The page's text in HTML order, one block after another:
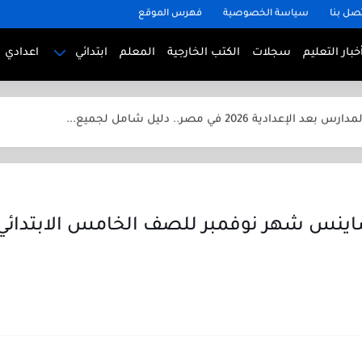
بنا سياسة الخصوصية فهرس الموقع
أخبار التعليم سجلات الكتب الخارجية المعلم ابتدائي اعدادي 2026.. الدليل الكامل للطالب من أول...
في الصين للطلاب الدوليين
في فرنسا للطلاب الدوليين
في إنجلترا للطلاب الدوليين
شهر نوفمبر للصف الخامس